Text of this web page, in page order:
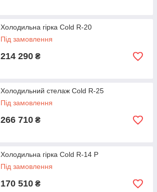
Холодильна гірка Cold R-20
Під замовлення
214 290 ₴
Холодильний стелаж Cold R-25
Під замовлення
266 710 ₴
Холодильна гірка Cold R-14 P
Під замовлення
170 510 ₴